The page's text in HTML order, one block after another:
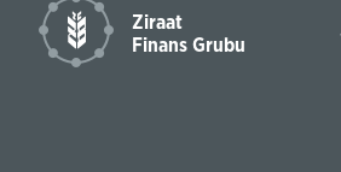
Ziraat
Finans Grubu